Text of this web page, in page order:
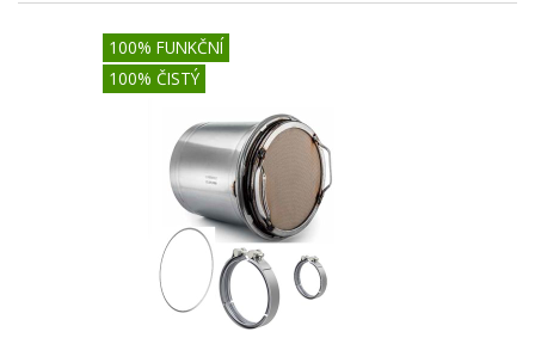
100% FUNKČNÍ
100% ČISTÝ